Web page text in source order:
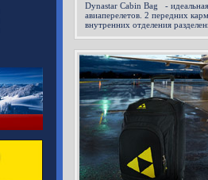
Dynastar Cabin Bag -
авиаперелетов. 2 передних
внутренних отделения